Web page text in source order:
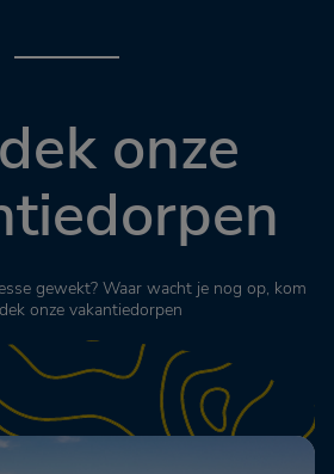
onze
gewekt? Waar wacht je nog op, kom
onze vakantiedorpen